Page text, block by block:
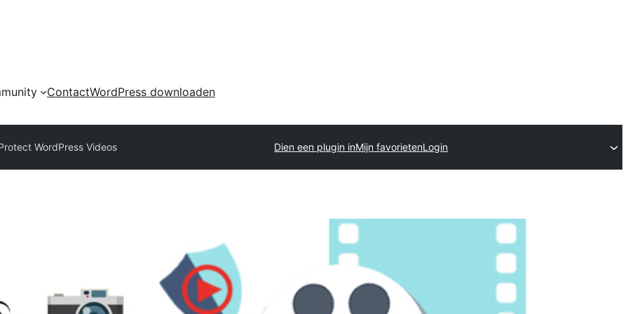
ContactWordPress downloaden
WordPress Videos Dien een plugin inMijn favorietenLogin